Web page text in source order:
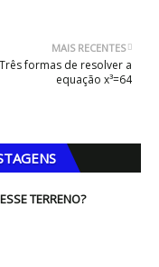
MAIS RECENTES
Três formas de resolver a
equação x³=64
TERRENO?